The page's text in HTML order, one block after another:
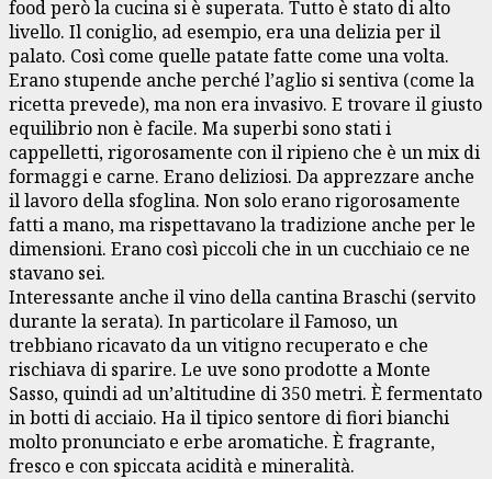
food però la cucina si è superata. Tutto è stato di alto
livello. Il coniglio, ad esempio, era una delizia per il
palato. Così come quelle patate fatte come una volta.
Erano stupende anche perché l’aglio si sentiva (come la
ricetta prevede), ma non era invasivo. E trovare il giusto
equilibrio non è facile. Ma superbi sono stati i
cappelletti, rigorosamente con il ripieno che è un mix di
formaggi e carne. Erano deliziosi. Da apprezzare anche
il lavoro della sfoglina. Non solo erano rigorosamente
fatti a mano, ma rispettavano la tradizione anche per le
dimensioni. Erano così piccoli che in un cucchiaio ce ne
stavano sei.
Interessante anche il vino della cantina Braschi (servito
durante la serata). In particolare il Famoso, un
trebbiano ricavato da un vitigno recuperato e che
rischiava di sparire. Le uve sono prodotte a Monte
Sasso, quindi ad un’altitudine di 350 metri. È fermentato
in botti di acciaio. Ha il tipico sentore di fiori bianchi
molto pronunciato e erbe aromatiche. È fragrante,
fresco e con spiccata acidità e mineralità.